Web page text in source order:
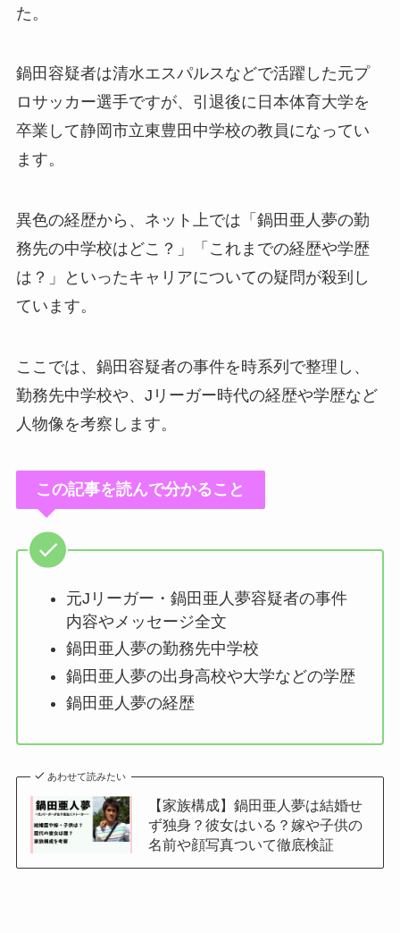
た。
鍋田容疑者は清水エスパルスなどで活躍した元プ
ロサッカー選手ですが、引退後に日本体育大学を
卒業して静岡市立東豊田中学校の教員になってい
ます。
異色の経歴から、ネット上では「鍋田亜人夢の勤
務先の中学校はどこ？」「これまでの経歴や学歴
は？」といったキャリアについての疑問が殺到し
ています。
ここでは、鍋田容疑者の事件を時系列で整理し、
勤務先中学校や、Jリーガー時代の経歴や学歴など
人物像を考察します。
この記事を読んで分かること
元Jリーガー・鍋田亜人夢容疑者の事件
内容やメッセージ全文
鍋田亜人夢の勤務先中学校
鍋田亜人夢の出身高校や大学などの学歴
鍋田亜人夢の経歴
あわせて読みたい
【家族構成】鍋田亜人夢は結婚せ
ず独身？彼女はいる？嫁や子供の
名前や顔写真ついて徹底検証